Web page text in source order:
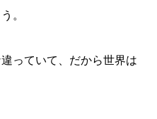
。
っていて、だから世界は